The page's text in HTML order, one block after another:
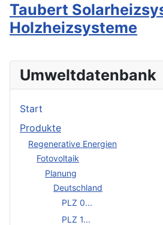
Taubert
Holzheizsysteme
Umweltdatenbank
Start
Produkte
Regenerative Energien
Fotovoltaik
Planung
Deutschland
PLZ 0...
PLZ 1...